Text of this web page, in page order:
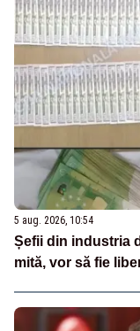
5 aug. 2026, 10:54
Șefii din industria
mită, vor să fie